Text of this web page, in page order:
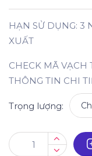
HẠN SỬ DỤNG: 3
XUẤT
CHECK MÃ VẠCH
THÔNG TIN CHI
Trọng lượng